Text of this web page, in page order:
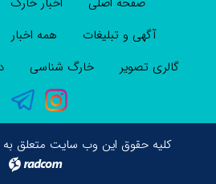
آگهی و تبلیغات
همه اخبار
گالری تصویر
خارگ شناسی
کلیه حقوق این وب سایت متعلق
radcom